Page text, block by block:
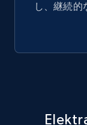
し、継続的